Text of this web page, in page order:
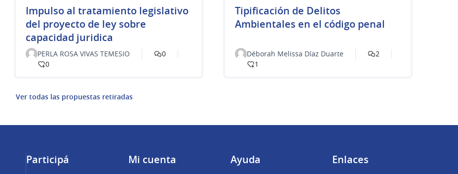
Impulso al tratamiento legislativo
del proyecto de ley sobre
capacidad juridica
PERLA ROSA VIVAS TEMESIO
0
0
Tipificación de Delitos
Ambientales en el código penal
Déborah Melissa Díaz Duarte
2
1
Ver todas las propuestas retiradas
Participá Mi cuenta Ayuda Enlaces